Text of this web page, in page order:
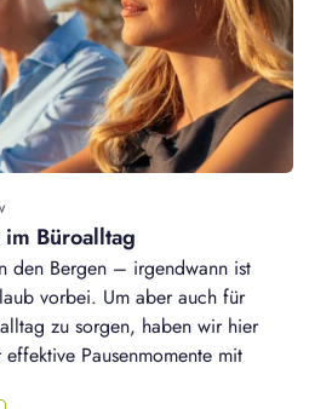
Büroalltag
den Bergen – irgendwann ist
vorbei. Um aber auch für
zu sorgen, haben wir hier
Pausenmomente mit